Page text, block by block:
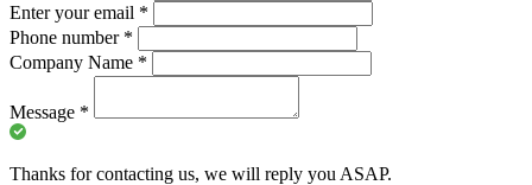
Enter your email *
Phone number *
Company Name *
Message *
Thanks for contacting us, we will reply you ASAP.